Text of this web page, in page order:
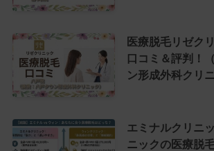
医療脱毛リゼク
口コミ＆評判！
ン形成外科クリニ
エミナルクリニ
ニックの医療脱